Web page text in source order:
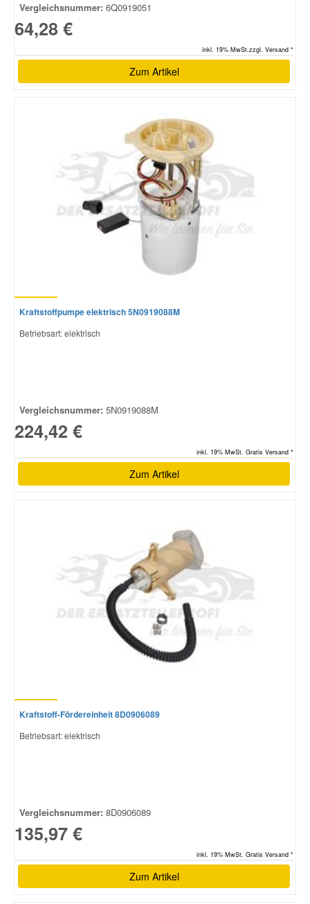
Vergleichsnummer: 6Q0919051
64,28 €
inkl. 19% MwSt.zzgl. Versand *
Zum Artikel
Kraftstoffpumpe elektrisch 5N0919088M
Betriebsart: elektrisch
Vergleichsnummer: 5N0919088M
224,42 €
inkl. 19% MwSt. Gratis Versand *
Zum Artikel
Kraftstoff-Fördereinheit 8D0906089
Betriebsart: elektrisch
Vergleichsnummer: 8D0906089
135,97 €
inkl. 19% MwSt. Gratis Versand *
Zum Artikel